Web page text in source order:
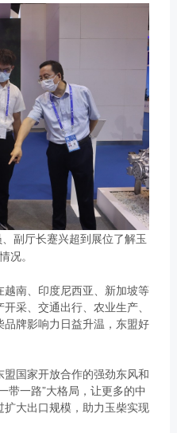
副厅长蹇兴超到展位了解玉
况。
南、印度尼西亚、新加坡等
采、交通出行、农业生产、
牌影响力日益升温，东盟好
国家开放合作的强劲东风和
带一路”大格局，让更多的中
大出口规模，助力玉柴实现